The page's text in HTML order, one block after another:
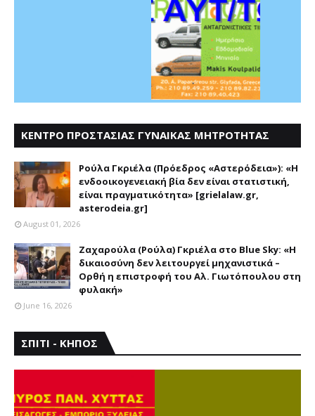
ΚΕΝΤΡΟ ΠΡΟΣΤΑΣΙΑΣ ΓΥΝΑΙΚΑΣ ΜΗΤΡΟΤΗΤΑΣ
Ρούλα Γκριέλα (Πρόεδρος «Αστερόδεια»): «Η
ενδοοικογενειακή βία δεν είναι στατιστική,
είναι πραγματικότητα» [grielalaw.gr,
asterodeia.gr]
August 01, 2026
Ζαχαρούλα (Ρούλα) Γκριέλα στο Blue Sky: «Η
δικαιοσύνη δεν λειτουργεί μηχανιστικά –
Ορθή η επιστροφή του Αλ. Γιωτόπουλου στη
φυλακή»
June 16, 2026
ΣΠΙΤΙ - ΚΗΠΟΣ